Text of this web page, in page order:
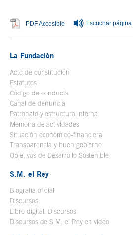
PDF Accesible Se abre en ventana nueva
Escuchar página
La Fundación
Acto de constitución
Estatutos
Código de conducta
Canal de denuncia
Patronato y estructura interna
Memoria de actividades
Situación económico-financiera
Transparencia y buen gobierno
Objetivos de Desarrollo Sostenible
S.M. el Rey
Biografía oficial
Discursos
Libro digital. Discursos
Discursos de S.M. el Rey en vídeo